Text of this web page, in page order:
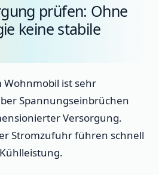
prüfen: Ohne
keine stabile
Wohnmobil ist sehr
Spannungseinbrüchen
Versorgung.
Stromzufuhr führen schnell